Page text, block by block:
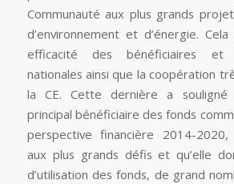
Communauté aux plus grands
d’environnement et d’énergie.
efficacité des bénéficiaires et
nationales ainsi que la coopération
la CE. Cette dernière a souligné
principal bénéficiaire des fonds
perspective financière 2014-
aux plus grands défis et qu’elle
d’utilisation des fonds, de grand